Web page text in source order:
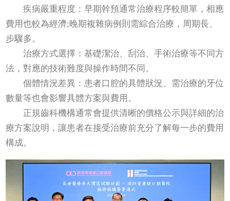
疾病嚴重程度：早期幹預通常治療程序較簡單，相應
費用也較為經濟;晚期複雜病例則需綜合治療，周期長、
步驟多。
治療方式選擇：基礎潔治、刮治、手術治療等不同方
法，對應的技術難度與操作時間不同。
個體情況差異：患者口腔的具體狀況、需治療的牙位
數量等也會影響具體方案與費用。
正規齒科機構通常會提供清晰的價格公示與詳細的治
療方案說明，讓患者在接受治療前充分了解每一步的費用
構成。